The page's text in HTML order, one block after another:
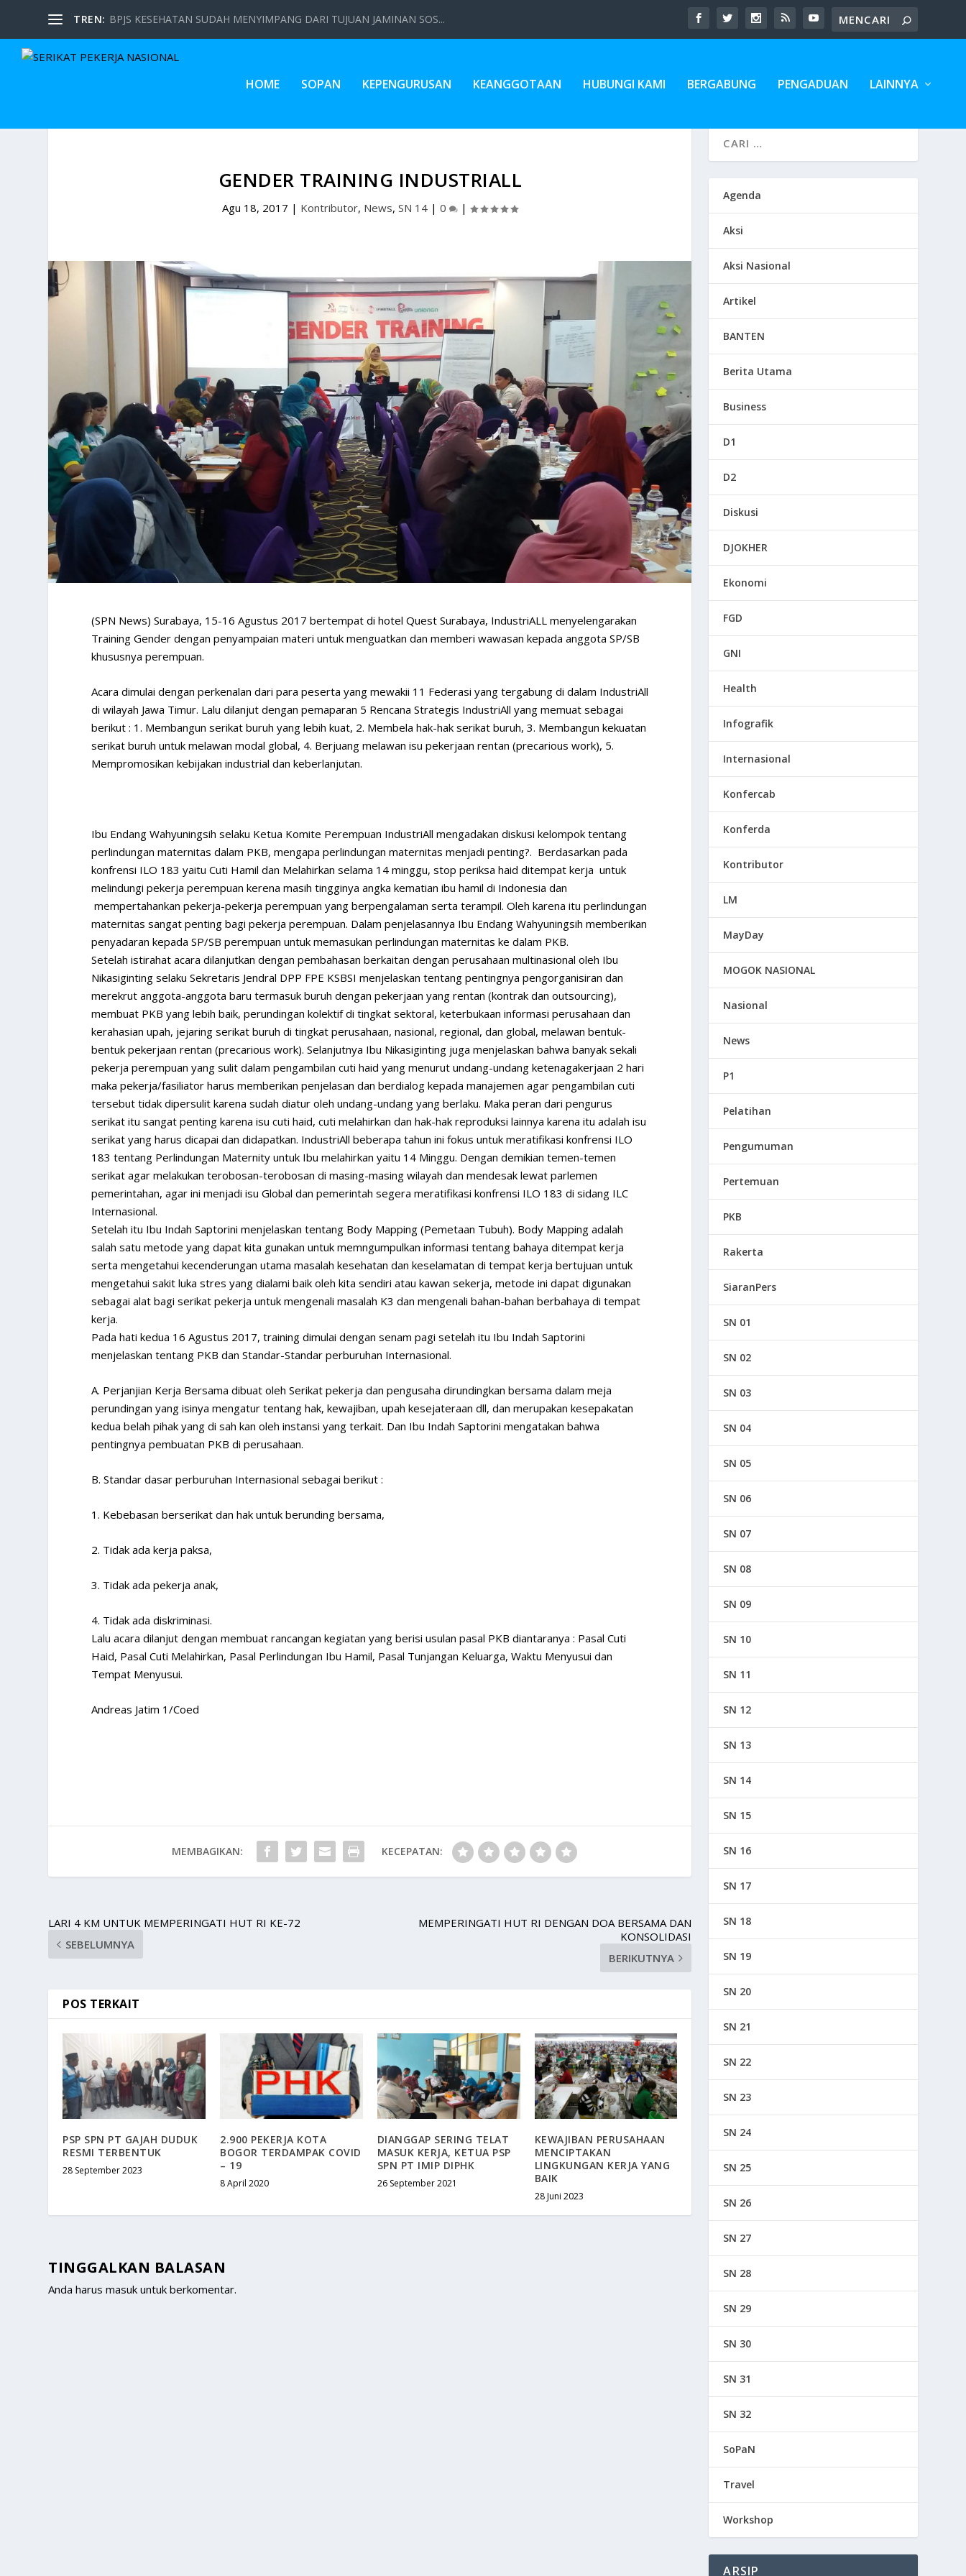
TREN: BPJS KESEHATAN SUDAH MENYIMPANG DARI TUJUAN JAMINAN SOS...
HOME SOPAN KEPENGURUSAN KEANGGOTAAN HUBUNGI KAMI BERGABUNG PENGADUAN LAINNYA
GENDER TRAINING INDUSTRIALL
Agu 18, 2017 | Kontributor, News,SN 14 |0 |
(SPN News) Surabaya, 15-16 Agustus 2017 bertempat di hotel Quest Surabaya, IndustriALL menyelengarakan
Training Gender dengan penyampaian materi untuk menguatkan dan memberi wawasan kepada anggota SP/SB
khususnya perempuan.
Acara dimulai dengan perkenalan dari para peserta yang mewakii 11 Federasi yang tergabung di dalam IndustriAll
di wilayah Jawa Timur. Lalu dilanjut dengan pemaparan 5 Rencana Strategis IndustriAll yang memuat sebagai
berikut : 1. Membangun serikat buruh yang lebih kuat, 2. Membela hak-hak serikat buruh, 3. Membangun kekuatan
serikat buruh untuk melawan modal global, 4. Berjuang melawan isu pekerjaan rentan (precarious work), 5.
Mempromosikan kebijakan industrial dan keberlanjutan.
Ibu Endang Wahyuningsih selaku Ketua Komite Perempuan IndustriAll mengadakan diskusi kelompok tentang
perlindungan maternitas dalam PKB, mengapa perlindungan maternitas menjadi penting?. Berdasarkan pada
konfrensi ILO 183 yaitu Cuti Hamil dan Melahirkan selama 14 minggu, stop periksa haid ditempat kerja untuk
melindungi pekerja perempuan kerena masih tingginya angka kematian ibu hamil di Indonesia dan
mempertahankan pekerja-pekerja perempuan yang berpengalaman serta terampil. Oleh karena itu perlindungan
maternitas sangat penting bagi pekerja perempuan. Dalam penjelasannya Ibu Endang Wahyuningsih memberikan
penyadaran kepada SP/SB perempuan untuk memasukan perlindungan maternitas ke dalam PKB.
Setelah istirahat acara dilanjutkan dengan pembahasan berkaitan dengan perusahaan multinasional oleh Ibu
Nikasiginting selaku Sekretaris Jendral DPP FPE KSBSI menjelaskan tentang pentingnya pengorganisiran dan
merekrut anggota-anggota baru termasuk buruh dengan pekerjaan yang rentan (kontrak dan outsourcing),
membuat PKB yang lebih baik, perundingan kolektif di tingkat sektoral, keterbukaan informasi perusahaan dan
kerahasian upah, jejaring serikat buruh di tingkat perusahaan, nasional, regional, dan global, melawan bentuk-
bentuk pekerjaan rentan (precarious work). Selanjutnya Ibu Nikasiginting juga menjelaskan bahwa banyak sekali
pekerja perempuan yang sulit dalam pengambilan cuti haid yang menurut undang-undang ketenagakerjaan 2 hari
maka pekerja/fasiliator harus memberikan penjelasan dan berdialog kepada manajemen agar pengambilan cuti
tersebut tidak dipersulit karena sudah diatur oleh undang-undang yang berlaku. Maka peran dari pengurus
serikat itu sangat penting karena isu cuti haid, cuti melahirkan dan hak-hak reproduksi lainnya karena itu adalah isu
serikat yang harus dicapai dan didapatkan. IndustriAll beberapa tahun ini fokus untuk meratifikasi konfrensi ILO
183 tentang Perlindungan Maternity untuk Ibu melahirkan yaitu 14 Minggu. Dengan demikian temen-temen
serikat agar melakukan terobosan-terobosan di masing-masing wilayah dan mendesak lewat parlemen
pemerintahan, agar ini menjadi isu Global dan pemerintah segera meratifikasi konfrensi ILO 183 di sidang ILC
Internasional.
Setelah itu Ibu Indah Saptorini menjelaskan tentang Body Mapping (Pemetaan Tubuh). Body Mapping adalah
salah satu metode yang dapat kita gunakan untuk memngumpulkan informasi tentang bahaya ditempat kerja
serta mengetahui kecenderungan utama masalah kesehatan dan keselamatan di tempat kerja bertujuan untuk
mengetahui sakit luka stres yang dialami baik oleh kita sendiri atau kawan sekerja, metode ini dapat digunakan
sebagai alat bagi serikat pekerja untuk mengenali masalah K3 dan mengenali bahan-bahan berbahaya di tempat
kerja.
Pada hati kedua 16 Agustus 2017, training dimulai dengan senam pagi setelah itu Ibu Indah Saptorini
menjelaskan tentang PKB dan Standar-Standar perburuhan Internasional.
A. Perjanjian Kerja Bersama dibuat oleh Serikat pekerja dan pengusaha dirundingkan bersama dalam meja
perundingan yang isinya mengatur tentang hak, kewajiban, upah kesejateraan dll, dan merupakan kesepakatan
kedua belah pihak yang di sah kan oleh instansi yang terkait. Dan Ibu Indah Saptorini mengatakan bahwa
pentingnya pembuatan PKB di perusahaan.
B. Standar dasar perburuhan Internasional sebagai berikut :
1. Kebebasan berserikat dan hak untuk berunding bersama,
2. Tidak ada kerja paksa,
3. Tidak ada pekerja anak,
4. Tidak ada diskriminasi.
Lalu acara dilanjut dengan membuat rancangan kegiatan yang berisi usulan pasal PKB diantaranya : Pasal Cuti
Haid, Pasal Cuti Melahirkan, Pasal Perlindungan Ibu Hamil, Pasal Tunjangan Keluarga, Waktu Menyusui dan
Tempat Menyusui.
Andreas Jatim 1/Coed
MEMBAGIKAN: KECEPATAN:
LARI 4 KM UNTUK MEMPERINGATI HUT RI KE-72
SEBELUMNYA
MEMPERINGATI HUT RI DENGAN DOA BERSAMA DAN
KONSOLIDASI
BERIKUTNYA
POS TERKAIT
PSP SPN PT GAJAH DUDUK
RESMI TERBENTUK
28 September 2023
2.900 PEKERJA KOTA
BOGOR TERDAMPAK COVID
– 19
8 April 2020
DIANGGAP SERING TELAT
MASUK KERJA, KETUA PSP
SPN PT IMIP DIPHK
26 September 2021
KEWAJIBAN PERUSAHAAN
MENCIPTAKAN
LINGKUNGAN KERJA YANG
BAIK
28 Juni 2023
TINGGALKAN BALASAN
Anda harusmasuk untuk berkomentar.
Agenda
Aksi
Aksi Nasional
Artikel
BANTEN
Berita Utama
Business
D1
D2
Diskusi
DJOKHER
Ekonomi
FGD
GNI
Health
Infografik
Internasional
Konfercab
Konferda
Kontributor
LM
MayDay
MOGOK NASIONAL
Nasional
News
P1
Pelatihan
Pengumuman
Pertemuan
PKB
Rakerta
SiaranPers
SN 01
SN 02
SN 03
SN 04
SN 05
SN 06
SN 07
SN 08
SN 09
SN 10
SN 11
SN 12
SN 13
SN 14
SN 15
SN 16
SN 17
SN 18
SN 19
SN 20
SN 21
SN 22
SN 23
SN 24
SN 25
SN 26
SN 27
SN 28
SN 29
SN 30
SN 31
SN 32
SoPaN
Travel
Workshop
ARSIP